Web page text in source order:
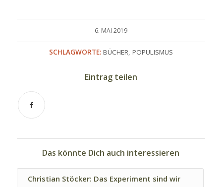
6. MAI 2019
SCHLAGWORTE: BÜCHER, POPULISMUS
Eintrag teilen
Das könnte Dich auch interessieren
Christian Stöcker: Das Experiment sind wir